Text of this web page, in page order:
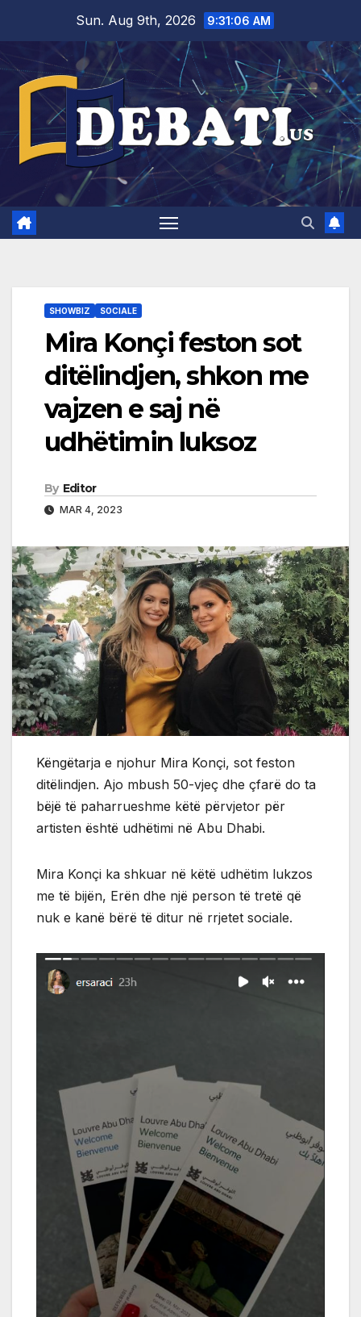
content
Sun. Aug 9th, 2026 9:31:07 AM
SHOWBIZ SOCIALE
Mira Konçi feston sot
ditëlindjen, shkon me
vajzen e saj në
udhëtimin luksoz
By Editor
MAR 4, 2023
Këngëtarja e njohur Mira Konçi, sot feston
ditëlindjen. Ajo mbush 50-vjeç dhe çfarë do ta
bëjë të paharrueshme këtë përvjetor për
artisten është udhëtimi në Abu Dhabi.
Mira Konçi ka shkuar në këtë udhëtim lukzos
me të bijën, Erën dhe një person të tretë që
nuk e kanë bërë të ditur në rrjetet sociale.